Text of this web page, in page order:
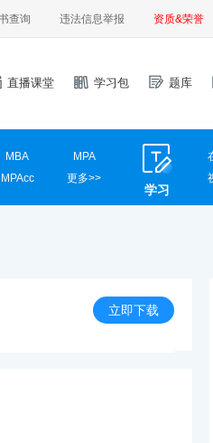
查询 违法信息举报 资质&荣誉
直播课堂 学习包 题库
MBA
MPA
MPAcc
更多>>
网信安全
学习
立即下载